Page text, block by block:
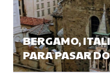
BERGAMO,
PARA PASAR